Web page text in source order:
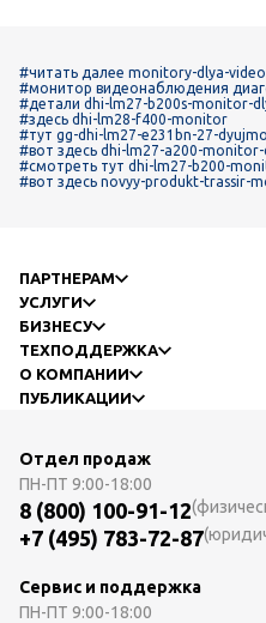
#читать далее monitory-dlya-
#монитор видеонаблюдения
#детали dhi-lm27-b200s-monitor-
#здесь dhi-lm28-f400-monitor
#тут gg-dhi-lm27-e231bn-27-
#вот здесь dhi-lm27-a200-
#смотреть тут dhi-lm27-b200-
#вот здесь novyy-produkt-trassir-
ПАРТНЕРАМ
УСЛУГИ
БИЗНЕСУ
ТЕХПОДДЕРЖКА
О КОМПАНИИ
ПУБЛИКАЦИИ
Отдел продаж
ПН-ПТ 9:00-18:00
8 (800) 100-91-12
+7 (495) 783-72-87
Сервис и поддержка
ПН-ПТ 9:00-18:00